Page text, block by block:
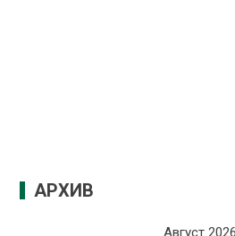
АРХИВ
Август 2026